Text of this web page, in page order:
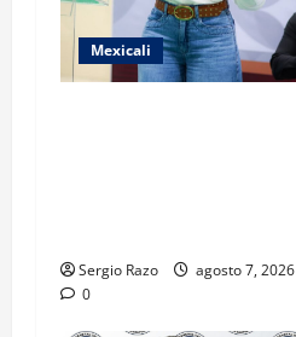
Mexicali
Sergio Razo
agosto 7, 2026
0